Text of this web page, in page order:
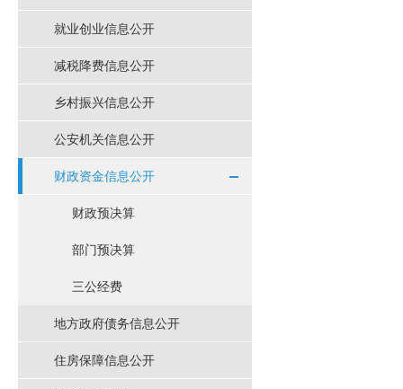
就业创业信息公开
减税降费信息公开
乡村振兴信息公开
公安机关信息公开
财政资金信息公开
财政预决算
部门预决算
三公经费
地方政府债务信息公开
住房保障信息公开